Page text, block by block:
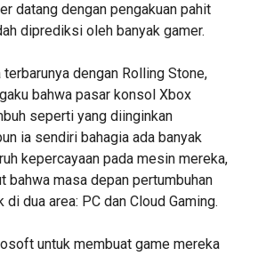
datang dengan pengakuan pahit
diprediksi oleh banyak gamer.
terbarunya dengan Rolling Stone,
bahwa pasar konsol Xbox
seperti yang diinginkan
ia sendiri bahagia ada banyak
kepercayaan pada mesin mereka,
bahwa masa depan pertumbuhan
dua area: PC dan Cloud Gaming.
untuk membuat game mereka